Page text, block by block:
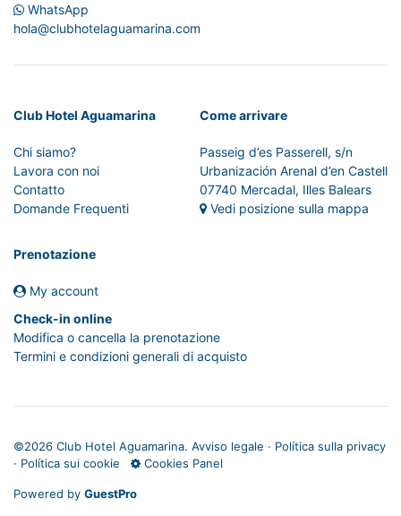
WhatsApp
hola@clubhotelaguamarina.com
Club Hotel Aguamarina
Chi siamo?
Lavora con noi
Contatto
Domande Frequenti
Come arrivare
Passeig d’es Passerell, s/n
Urbanización Arenal d’en Castell
07740 Mercadal, Illes Balears
Vedi posizione sulla mappa
Prenotazione
My account
Check-in online
Modifica o cancella la prenotazione
Termini e condizioni generali di acquisto
©2026 Club Hotel Aguamarina. Avviso legale · Política sulla privacy
· Política sui cookie Cookies Panel
Powered by GuestPro